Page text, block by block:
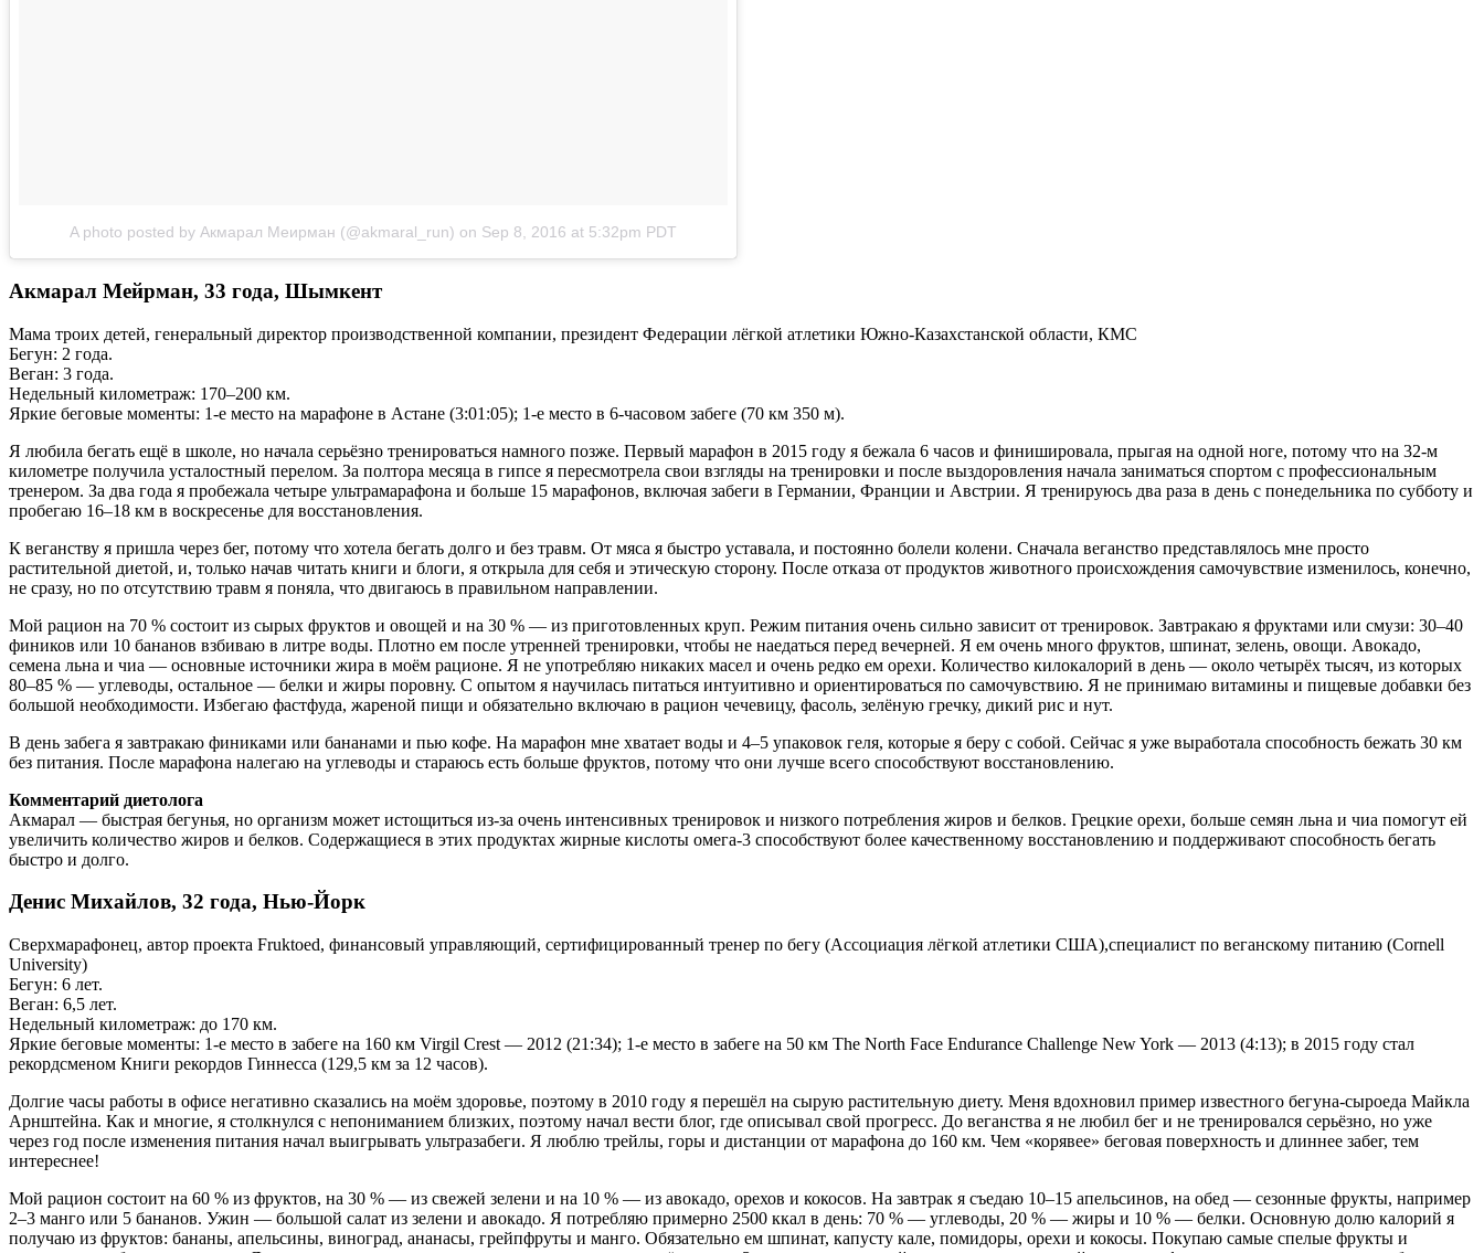
A photo posted by Акмарал Меирман (@akmaral_run) on Sep 8, 2016 at 5:32pm PDT
Акмарал Мейрман, 33 года, Шымкент
Мама троих детей, генеральный директор производственной компании, президент Федерации лёгкой атлетики Южно-Казахстанской области, КМС
Бегун: 2 года.
Веган: 3 года.
Недельный километраж: 170–200 км.
Яркие беговые моменты: 1-е место на марафоне в Астане (3:01:05); 1-е место в 6-часовом забеге (70 км 350 м).
Я любила бегать ещё в школе, но начала серьёзно тренироваться намного позже. Первый марафон в 2015 году я бежала 6 часов и финишировала, прыгая на одной ноге, потому что на 32-м
километре получила усталостный перелом. За полтора месяца в гипсе я пересмотрела свои взгляды на тренировки и после выздоровления начала заниматься спортом с профессиональным
тренером. За два года я пробежала четыре ультрамарафона и больше 15 марафонов, включая забеги в Германии, Франции и Австрии. Я тренируюсь два раза в день с понедельника по субботу и
пробегаю 16–18 км в воскресенье для восстановления.
К веганству я пришла через бег, потому что хотела бегать долго и без травм. От мяса я быстро уставала, и постоянно болели колени. Сначала веганство представлялось мне просто
растительной диетой, и, только начав читать книги и блоги, я открыла для себя и этическую сторону. После отказа от продуктов животного происхождения самочувствие изменилось, конечно,
не сразу, но по отсутствию травм я поняла, что двигаюсь в правильном направлении.
Мой рацион на 70 % состоит из сырых фруктов и овощей и на 30 % — из приготовленных круп. Режим питания очень сильно зависит от тренировок. Завтракаю я фруктами или смузи: 30–40
фиников или 10 бананов взбиваю в литре воды. Плотно ем после утренней тренировки, чтобы не наедаться перед вечерней. Я ем очень много фруктов, шпинат, зелень, овощи. Авокадо,
семена льна и чиа — основные источники жира в моём рационе. Я не употребляю никаких масел и очень редко ем орехи. Количество килокалорий в день — около четырёх тысяч, из которых
80–85 % — углеводы, остальное — белки и жиры поровну. С опытом я научилась питаться интуитивно и ориентироваться по самочувствию. Я не принимаю витамины и пищевые добавки без
большой необходимости. Избегаю фастфуда, жареной пищи и обязательно включаю в рацион чечевицу, фасоль, зелёную гречку, дикий рис и нут.
В день забега я завтракаю финиками или бананами и пью кофе. На марафон мне хватает воды и 4–5 упаковок геля, которые я беру с собой. Сейчас я уже выработала способность бежать 30 км
без питания. После марафона налегаю на углеводы и стараюсь есть больше фруктов, потому что они лучше всего способствуют восстановлению.
Комментарий диетолога
Акмарал — быстрая бегунья, но организм может истощиться из-за очень интенсивных тренировок и низкого потребления жиров и белков. Грецкие орехи, больше семян льна и чиа помогут ей
увеличить количество жиров и белков. Содержащиеся в этих продуктах жирные кислоты омега-3 способствуют более качественному восстановлению и поддерживают способность бегать
быстро и долго.
Денис Михайлов, 32 года, Нью-Йорк
Сверхмарафонец, автор проекта Fruktoed, финансовый управляющий, сертифицированный тренер по бегу (Ассоциация лёгкой атлетики США),специалист по веганскому питанию (Cornell
University)
Бегун: 6 лет.
Веган: 6,5 лет.
Недельный километраж: до 170 км.
Яркие беговые моменты: 1-е место в забеге на 160 км Virgil Crest — 2012 (21:34); 1-е место в забеге на 50 км The North Face Endurance Challenge New York — 2013 (4:13); в 2015 году стал
рекордсменом Книги рекордов Гиннесса (129,5 км за 12 часов).
Долгие часы работы в офисе негативно сказались на моём здоровье, поэтому в 2010 году я перешёл на сырую растительную диету. Меня вдохновил пример известного бегуна-сыроеда Майкла
Арнштейна. Как и многие, я столкнулся с непониманием близких, поэтому начал вести блог, где описывал свой прогресс. До веганства я не любил бег и не тренировался серьёзно, но уже
через год после изменения питания начал выигрывать ультразабеги. Я люблю трейлы, горы и дистанции от марафона до 160 км. Чем «корявее» беговая поверхность и длиннее забег, тем
интереснее!
Мой рацион состоит на 60 % из фруктов, на 30 % — из свежей зелени и на 10 % — из авокадо, орехов и кокосов. На завтрак я съедаю 10–15 апельсинов, на обед — сезонные фрукты, например
2–3 манго или 5 бананов. Ужин — большой салат из зелени и авокадо. Я потребляю примерно 2500 ккал в день: 70 % — углеводы, 20 % — жиры и 10 % — белки. Основную долю калорий я
получаю из фруктов: бананы, апельсины, виноград, ананасы, грейпфруты и манго. Обязательно ем шпинат, капусту кале, помидоры, орехи и кокосы. Покупаю самые спелые фрукты и